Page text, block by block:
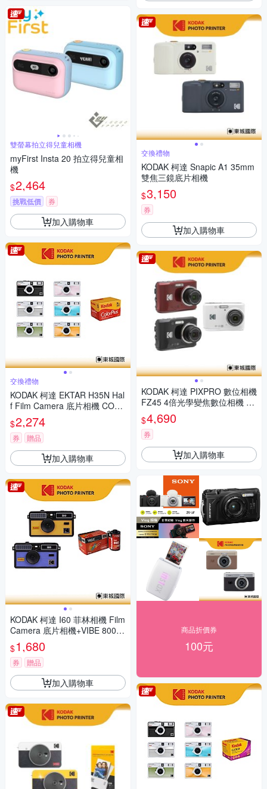
雙螢幕拍立得兒童相機
myFirst Insta 20 拍立得兒童相
機
$2,464
挑戰低價 券
加入購物車
交換禮物
KODAK 柯達 EKTAR H35N Hal
f Film Camera 底片相機 COLO
RPLUS 200底片組
$2,274
券 贈品
加入購物車
KODAK 柯達 I60 菲林相機 Film
Camera 底片相機+VIBE 800底
片組
$1,680
券 贈品
加入購物車
交換禮物
KODAK 柯達 Snapic A1 35mm
雙焦三鏡底片相機
$3,150
券
加入購物車
KODAK 柯達 PIXPRO 數位相機
FZ45 4倍光學變焦數位相機 公
司貨
$4,690
券
加入購物車
商品折價券
100元